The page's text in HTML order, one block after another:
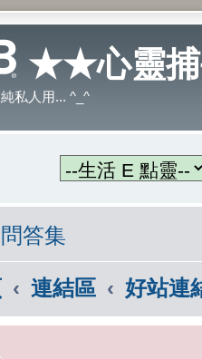
★★心靈
私人用... ^_^
問答集
連結區 好站連